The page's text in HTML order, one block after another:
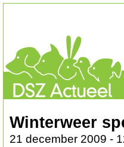
Winterweer
21 december 2009 -